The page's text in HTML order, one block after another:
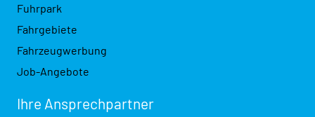
Fuhrpark
Fahrgebiete
Fahrzeugwerbung
Job-Angebote
Ihre Ansprech­partner